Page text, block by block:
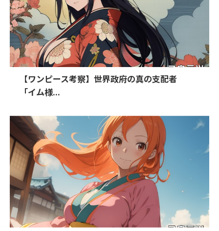
【ワンピース考察】世界政府の真の支配者
「イム様...